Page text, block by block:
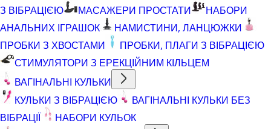
З ВІБРАЦІЄЮ
МАСАЖЕРИ ПРОСТАТИ
НАБОРИ
АНАЛЬНИХ ІГРАШОК
НАМИСТИНИ, ЛАНЦЮЖКИ
ПРОБКИ З ХВОСТАМИ
ПРОБКИ, ПЛАГИ З ВІБРАЦІЄЮ
СТИМУЛЯТОРИ З ЕРЕКЦІЙНИМ КІЛЬЦЕМ
ВАГІНАЛЬНІ КУЛЬКИ
КУЛЬКИ З ВІБРАЦІЄЮ
ВАГІНАЛЬНІ КУЛЬКИ БЕЗ
ВІБРАЦІЇ
НАБОРИ КУЛЬОК